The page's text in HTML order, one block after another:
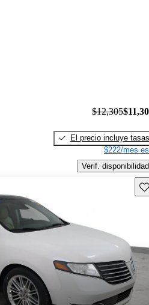
$12,305
El precio incluye tasas
$222/mes
Verif. disponibilidad